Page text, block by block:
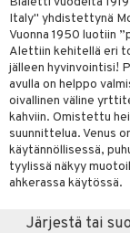
Italy" yhdistettynä
Vuonna 1950 luotiin
Alettiin kehitellä eri
jälleen hyvinvointisi!
avulla on helppo
oivallinen väline
kahviin. Omistettu
suunnittelua. Venus
käytännöllisessä,
tyylissä näkyy
ahkerassa käytössä.
Järjestä tai
&
koneet
& Cocktailasit
& Aveclasit
lautaset
Kattilat
Maustemyllyt
tekstiilit
& Tyynyliinat
& Peitot
& Korit
& Veistokset
Art
& Lyhdyt
& Hyllyt
& Koukut
tekstiilit
tekstiilit
tekstiilit
hyönteissuoja
ruokinta
& Lyhdyt
& vastauksia